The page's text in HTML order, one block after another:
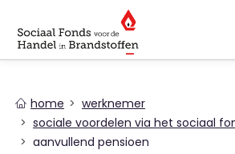
are
here
home
werknemer
sociale voordelen via het sociaal
aanvullend pensioen